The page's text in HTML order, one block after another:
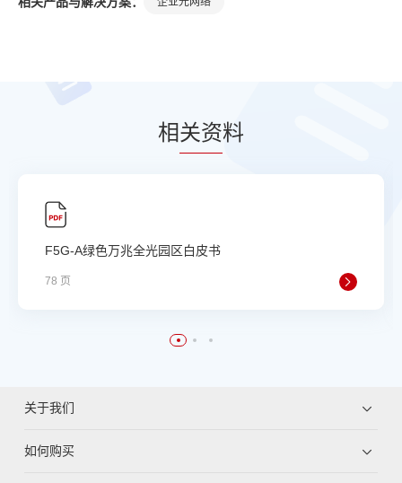
相关资料
F5G-A绿色万兆全光园区白皮书
78 页
关于我们
如何购买